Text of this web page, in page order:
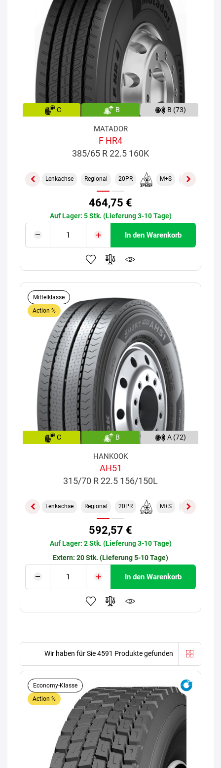
C B B (73)
MATADOR
F HR4
385/65 R 22.5 160K
Lenkachse Regional 20PR M+S TL
464,75 €
Auf Lager: 5 Stk. (Lieferung 3-10 Tage)
In den Warenkorb
Mittelklasse
Action %
C B A (72)
HANKOOK
AH51
315/70 R 22.5 156/150L
Lenkachse Regional 20PR M+S TL
592,57 €
Auf Lager: 2 Stk. (Lieferung 3-10 Tage)
Extern: 20 Stk. (Lieferung 5-10 Tage)
In den Warenkorb
Wir haben für Sie 4591 Produkte gefunden
Economy-Klasse
Action %